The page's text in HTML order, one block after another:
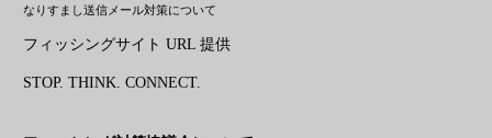
なりすまし送信メール対策について
フィッシングサイト URL 提供
STOP. THINK. CONNECT.